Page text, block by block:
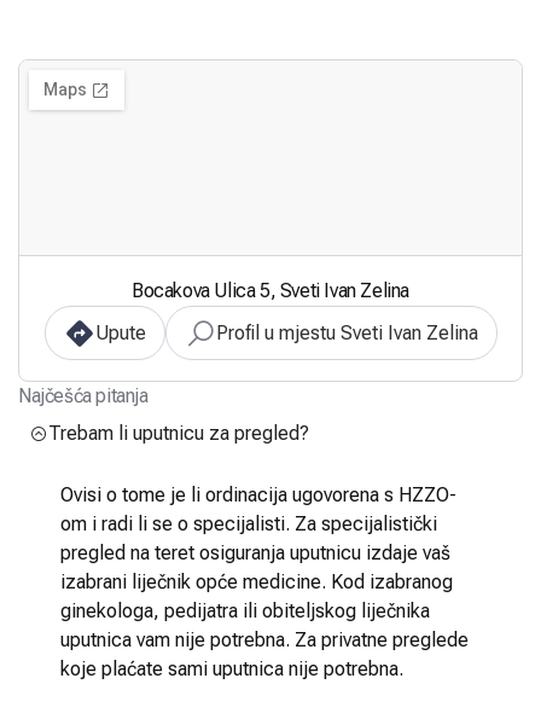
Bocakova Ulica 5, Sveti Ivan Zelina
Upute
Profil u mjestu Sveti Ivan Zelina
Najčešća pitanja
Trebam li uputnicu za pregled?
Ovisi o tome je li ordinacija ugovorena s HZZO-
om i radi li se o specijalisti. Za specijalistički
pregled na teret osiguranja uputnicu izdaje vaš
izabrani liječnik opće medicine. Kod izabranog
ginekologa, pedijatra ili obiteljskog liječnika
uputnica vam nije potrebna. Za privatne preglede
koje plaćate sami uputnica nije potrebna.